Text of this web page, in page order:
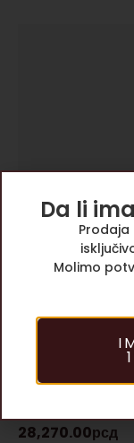
Port Vintage
28,270.00рсд
Da li
Molimo